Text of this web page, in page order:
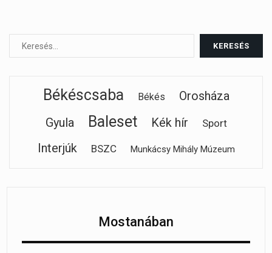
Békéscsaba Békés
Orosháza
Gyula
Baleset Kék hír Sport
Interjúk BSZC Munkácsy Mihály Múzeum
Mostanában